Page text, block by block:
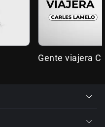
Gente viajera